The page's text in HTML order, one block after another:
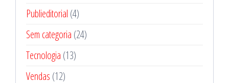
Publieditorial (4)
Sem categoria (24)
Tecnologia (13)
Vendas (12)